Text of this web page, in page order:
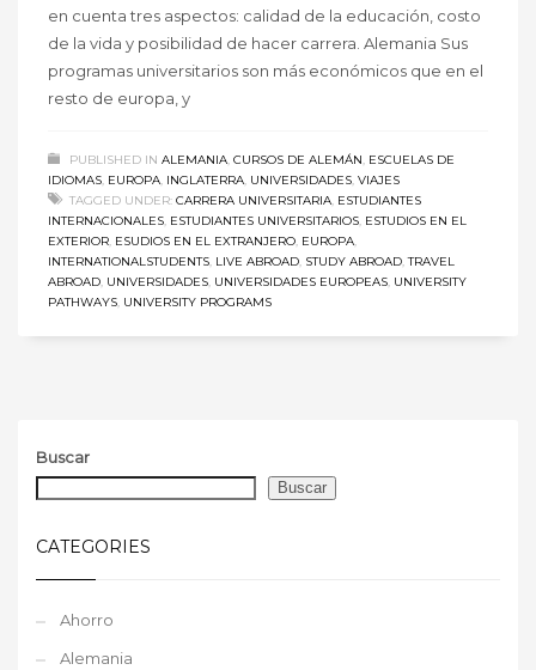
en cuenta tres aspectos: calidad de la educación, costo
de la vida y posibilidad de hacer carrera. Alemania Sus
programas universitarios son más económicos que en el
resto de europa, y
PUBLISHED IN ALEMANIA, CURSOS DE ALEMÁN, ESCUELAS DE
IDIOMAS, EUROPA, INGLATERRA, UNIVERSIDADES, VIAJES
TAGGED UNDER: CARRERA UNIVERSITARIA, ESTUDIANTES
INTERNACIONALES, ESTUDIANTES UNIVERSITARIOS, ESTUDIOS EN EL
EXTERIOR, ESUDIOS EN EL EXTRANJERO, EUROPA,
INTERNATIONALSTUDENTS, LIVE ABROAD, STUDY ABROAD,TRAVEL
ABROAD, UNIVERSIDADES, UNIVERSIDADES EUROPEAS, UNIVERSITY
PATHWAYS, UNIVERSITY PROGRAMS
Buscar
Buscar
CATEGORIES
Ahorro
Alemania